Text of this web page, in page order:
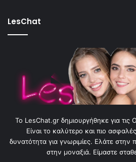
LesChat
To LesChat.gr δημιουργήθηκε για τις
Είναι το καλύτερο και πιο
δυνατότητα για γνωριμίες. Ελάτε στην
στην μοναξιά. Είμαστε